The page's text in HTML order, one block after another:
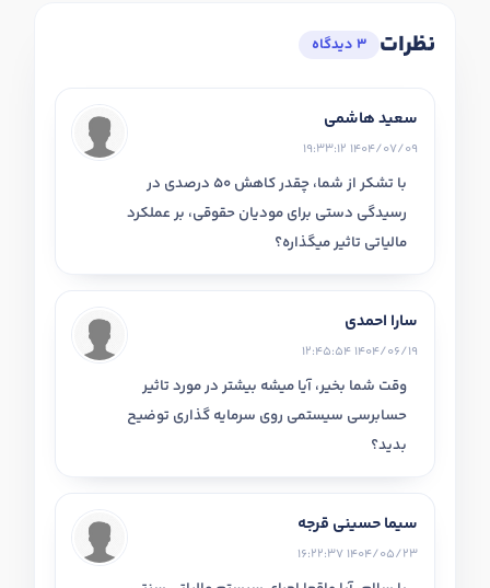
نظرات 3 دیدگاه
سعید هاشمی
1404/07/09 19:33:12
با تشکر از شما، چقدر کاهش 50 درصدی در
رسیدگی دستی برای مودیان حقوقی، بر عملکرد
مالیاتی تاثیر میگذاره؟
سارا احمدی
1404/06/19 12:45:54
وقت شما بخیر، آیا میشه بیشتر در مورد تاثیر
حسابرسی سیستمی روی سرمایه گذاری توضیح
بدید؟
سیما حسینی قرجه
1404/05/23 16:22:37